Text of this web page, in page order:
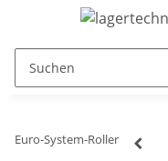
Euro-System-Roller